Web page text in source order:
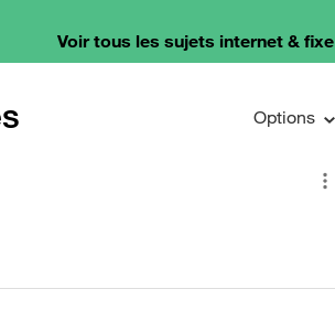
Voir tous les sujets internet & fixe
Options